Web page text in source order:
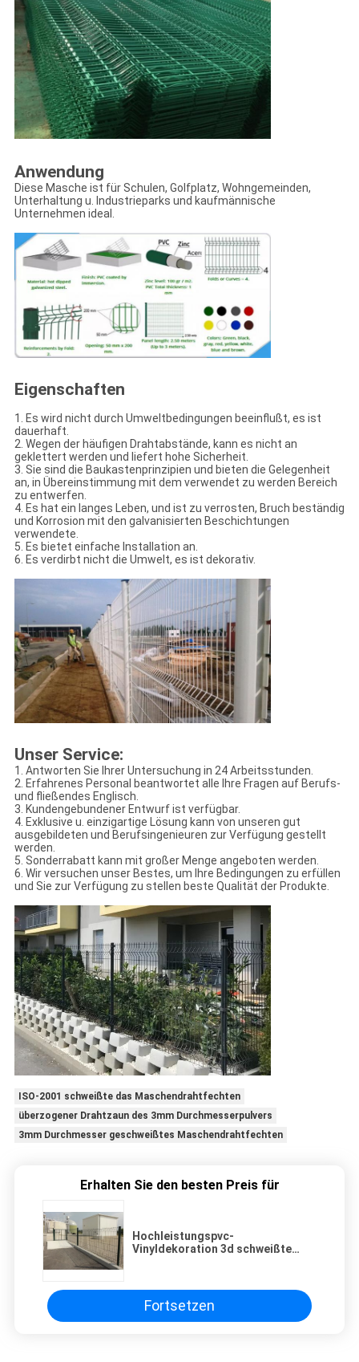
Anwendung
Diese Masche ist für Schulen, Golfplatz, Wohngemeinden,
Unterhaltung u. Industrieparks und kaufmännische
Unternehmen ideal.
Eigenschaften
1. Es wird nicht durch Umweltbedingungen beeinflußt, es ist
dauerhaft.
2. Wegen der häufigen Drahtabstände, kann es nicht an
geklettert werden und liefert hohe Sicherheit.
3. Sie sind die Baukastenprinzipien und bieten die Gelegenheit
an, in Übereinstimmung mit dem verwendet zu werden Bereich
zu entwerfen.
4. Es hat ein langes Leben, und ist zu verrosten, Bruch beständig
und Korrosion mit den galvanisierten Beschichtungen
verwendete.
5. Es bietet einfache Installation an.
6. Es verdirbt nicht die Umwelt, es ist dekorativ.
Unser Service:
1. Antworten Sie Ihrer Untersuchung in 24 Arbeitsstunden.
2. Erfahrenes Personal beantwortet alle Ihre Fragen auf Berufs-
und fließendes Englisch.
3. Kundengebundener Entwurf ist verfügbar.
4. Exklusive u. einzigartige Lösung kann von unseren gut
ausgebildeten und Berufsingenieuren zur Verfügung gestellt
werden.
5. Sonderrabatt kann mit großer Menge angeboten werden.
6. Wir versuchen unser Bestes, um Ihre Bedingungen zu erfüllen
und Sie zur Verfügung zu stellen beste Qualität der Produkte.
ISO-2001 schweißte das Maschendrahtfechten
überzogener Drahtzaun des 3mm Durchmesserpulvers
3mm Durchmesser geschweißtes Maschendrahtfechten
Erhalten Sie den besten Preis für
Hochleistungspvc-
Vinyldekoration 3d schweißte
Fortsetzen